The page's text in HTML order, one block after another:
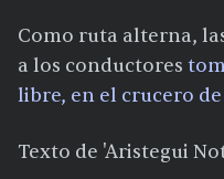
Como ruta alterna,
a los conductores
libre, en el crucero de
Texto de 'Aristegui